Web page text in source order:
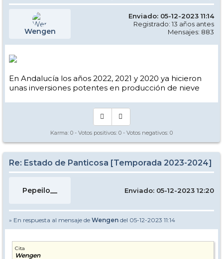
Wengen
Enviado: 05-12-2023 11:14
Registrado: 13 años antes
Mensajes: 883
En Andalucía los años 2022, 2021 y 2020 ya hicieron
unas inversiones potentes en producción de nieve
Karma: 0 - Votos positivos: 0 - Votos negativos: 0
Re: Estado de Panticosa [Temporada 2023-2024]
Pepeilo__ Enviado: 05-12-2023 12:20
» En respuesta al mensaje de Wengen del 05-12-2023 11:14
Cita
Wengen